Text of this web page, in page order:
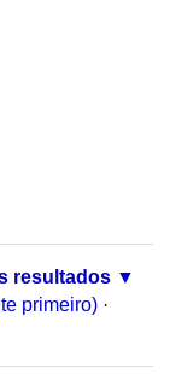
resultados
primeiro) ·